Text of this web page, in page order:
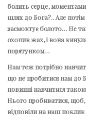
болить серце,
шлях до Бога?.. Але
засмоктує болото… Не
охопив жах, і вона
порятунком…
Нам теж потрібно
що не пробитися нам до
повинні навчитися
Нього пробиватися, щоб,
відповіли на наш